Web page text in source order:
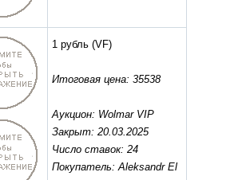
1 рубль (VF)
Итоговая цена: 35538
Аукцион: Wolmar VIP
Закрыт: 20.03.2025
Число ставок: 24
Покупатель: Aleksandr El